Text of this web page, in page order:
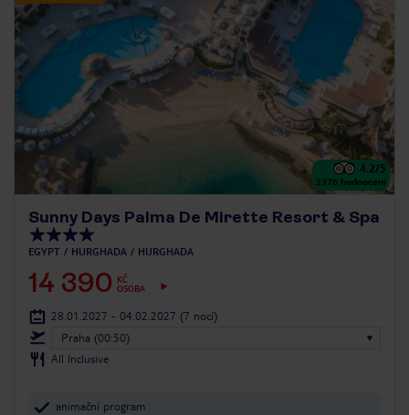
4.2/5
2376 hodnocení
Sunny Days Palma De Mirette Resort & Spa
EGYPT HURGHADA HURGHADA
14 390
KČ
OSOBA
28.01.2027 - 04.02.2027 (7 nocí)
Praha (00:50)
All Inclusive
animační program